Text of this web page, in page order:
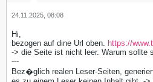
24.11.2025, 08:08
Hi,
bezogen auf dine Url oben. https://
-> die Seite ist nicht leer. Warum sollte
---
Bez�glich realen Leser-Seiten,